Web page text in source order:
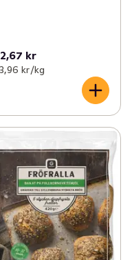
kr
kr /kg